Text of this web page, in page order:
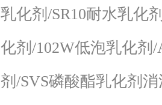
乳化剂/SR10耐水乳化
化剂/102W低泡乳化剂
剂/SVS磷酸酯乳化剂